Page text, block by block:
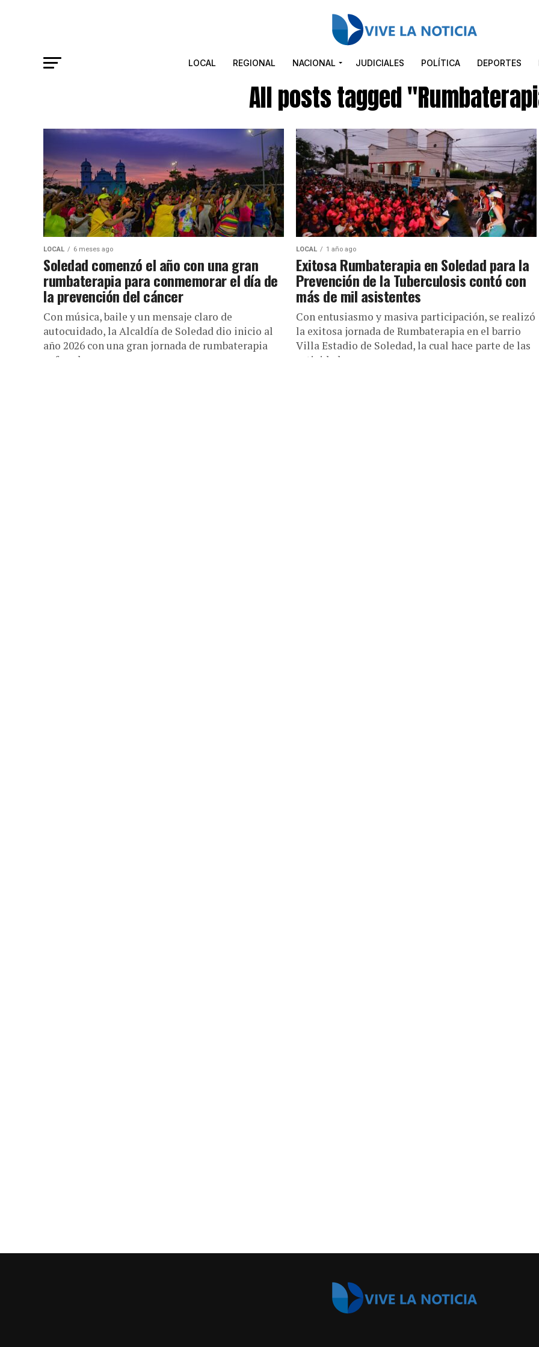
LOCAL REGIONAL NACIONAL JUDICIALES POLÍTICA DEPORTES
All posts tagged
LOCAL 6 meses ago
Soledad comenzó el año con una gran
rumbaterapia para conmemorar el día de
la prevención del cáncer
Con música, baile y un mensaje claro de
autocuidado, la Alcaldía de Soledad dio inicio al
año 2026 con una gran jornada de rumbaterapia
enfocada en...
LOCAL 1 año ago
Exitosa Rumbaterapia en Soledad para la
Prevención de la Tuberculosis contó con
más de mil asistentes
Con entusiasmo y masiva participación, se realizó
la exitosa jornada de Rumbaterapia en el barrio
Villa Estadio de Soledad, la cual hace parte de las
actividades...